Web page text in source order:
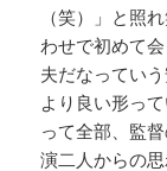
（笑）」と照
わせで初めて
夫だなってい
より良い形っ
って全部、監
演二人からの